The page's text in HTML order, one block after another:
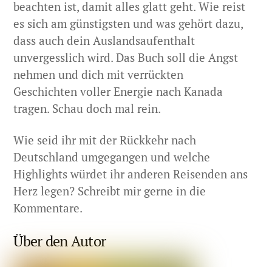
beachten ist, damit alles glatt geht. Wie reist
es sich am günstigsten und was gehört dazu,
dass auch dein Auslandsaufenthalt
unvergesslich wird. Das Buch soll die Angst
nehmen und dich mit verrückten
Geschichten voller Energie nach Kanada
tragen. Schau doch mal rein.
Wie seid ihr mit der Rückkehr nach
Deutschland umgegangen und welche
Highlights würdet ihr anderen Reisenden ans
Herz legen? Schreibt mir gerne in die
Kommentare.
Über den Autor